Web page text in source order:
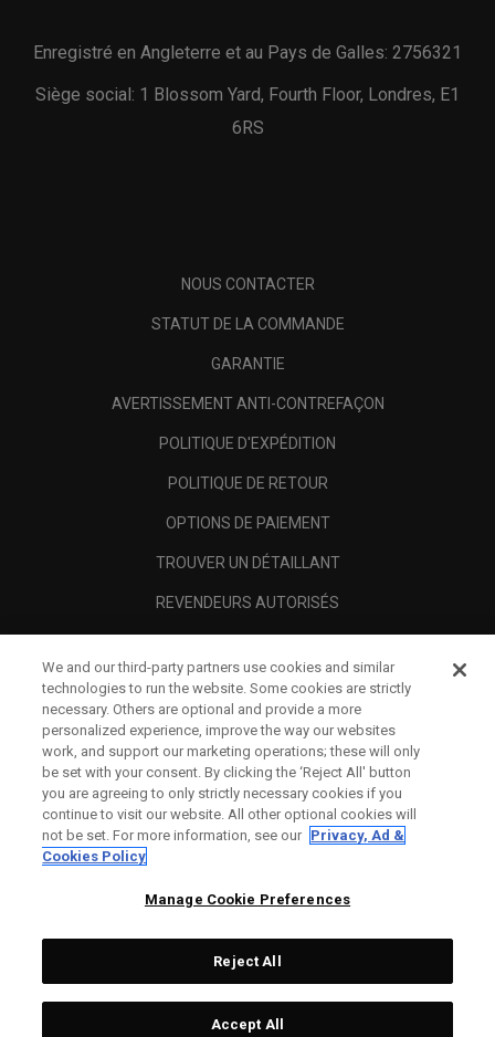
Enregistré en Angleterre et au Pays de Galles: 2756321
Siège social: 1 Blossom Yard, Fourth Floor, Londres, E1
6RS
NOUS CONTACTER
STATUT DE LA COMMANDE
GARANTIE
AVERTISSEMENT ANTI-CONTREFAÇON
POLITIQUE D'EXPÉDITION
POLITIQUE DE RETOUR
OPTIONS DE PAIEMENT
TROUVER UN DÉTAILLANT
REVENDEURS AUTORISÉS
A PROPOS
MENTIONS LÉGALES
Topgolf Callaway Brands.
All rights reserved.
We and our third-party partners use cookies and similar
technologies to run the website. Some cookies are strictly
necessary. Others are optional and provide a more
personalized experience, improve the way our websites
work, and support our marketing operations; these will only
be set with your consent. By clicking the ‘Reject All' button
you are agreeing to only strictly necessary cookies if you
continue to visit our website. All other optional cookies will
not be set. For more information, see our Privacy, Ad &
Cookies Policy
Manage Cookie Preferences
Reject All
Accept All